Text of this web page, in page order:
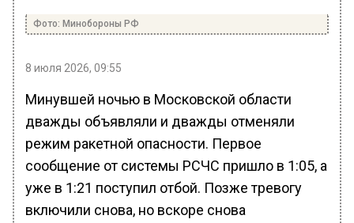
Фото: Минобороны РФ
8 июля 2026, 09:55
Минувшей ночью в Московской области
дважды объявляли и дважды отменяли
режим ракетной опасности. Первое
сообщение от системы РСЧС пришло в 1:05, а
уже в 1:21 поступил отбой. Позже тревогу
включили снова, но вскоре снова